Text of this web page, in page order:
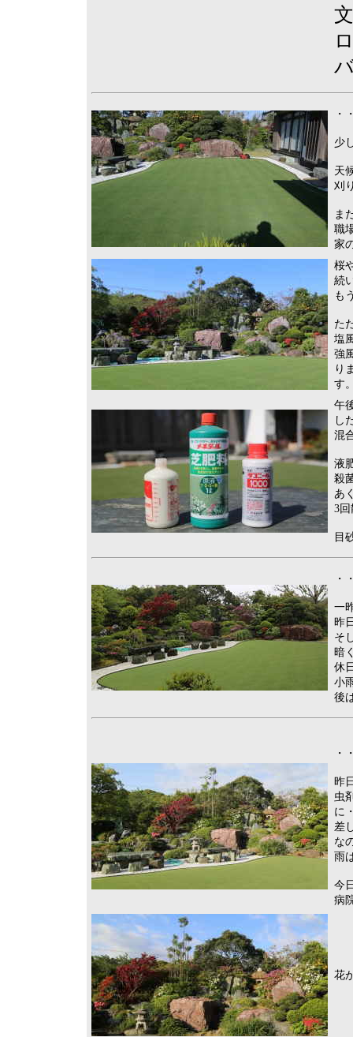
・
少
天
刈
ま
職
家
桜
続
も
た
塩
強
り
す
午
し
混
液
殺
あ
3
目
・
一
昨
そ
暗
休
小
後
・
昨
虫
に
差
な
雨
今
病
花